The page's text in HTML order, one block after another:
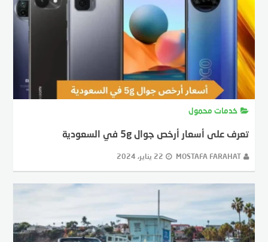
خدمات محمول
تعرف على أسعار أرخص جوال 5g في السعودية
MOSTAFA FARAHAT 22 يناير، 2024